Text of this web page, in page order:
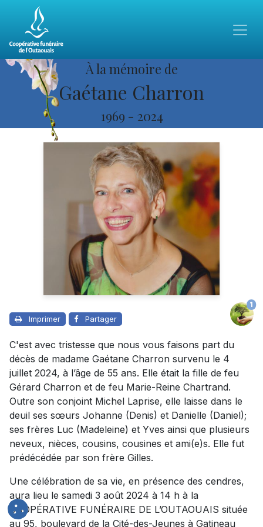
À la mémoire de
Gaétane Charron
1969 - 2024
Imprimer Partager
1
C'est avec tristesse que nous vous faisons part du
décès de madame Gaétane Charron survenu le 4
juillet 2024, à l’âge de 55 ans. Elle était la fille de feu
Gérard Charron et de feu Marie-Reine Chartrand.
Outre son conjoint Michel Laprise, elle laisse dans le
deuil ses sœurs Johanne (Denis) et Danielle (Daniel);
ses frères Luc (Madeleine) et Yves ainsi que plusieurs
neveux, nièces, cousins, cousines et ami(e)s. Elle fut
prédécédée par son frère Gilles.
Une célébration de sa vie, en présence des cendres,
aura lieu le samedi 3 août 2024 à 14 h à la
COOPÉRATIVE FUNÉRAIRE DE L’OUTAOUAIS située
au 95, boulevard de la Cité-des-Jeunes à Gatineau